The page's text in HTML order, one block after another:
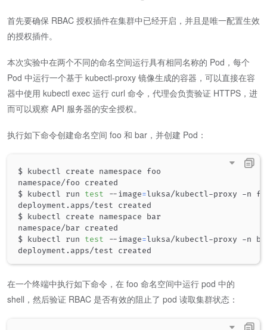
首先要确保 RBAC 授权插件在集群中已经开启，并且是唯一配置生效
的授权插件。
本次实验中在两个不同的命名空间运行具有相同名称的 Pod，每个
Pod 中运行一个基于 kubectl-proxy 镜像生成的容器，可以直接在容
器中使用 kubectl exec 运行 curl 命令，代理会负责验证 HTTPS，进
而可以观察 API 服务器的安全授权。
执行如下命令创建命名空间 foo 和 bar，并创建 Pod：
$ kubectl create namespace foo
namespace/foo created
$ kubectl run test --image=luksa/kubectl-proxy -n
deployment.apps/test created
$ kubectl create namespace bar
namespace/bar created
$ kubectl run test --image=luksa/kubectl-proxy -n
在一个终端中执行如下命令，在 foo 命名空间中运行 pod 中的
shell，然后验证 RBAC 是否有效的阻止了 pod 读取集群状态：